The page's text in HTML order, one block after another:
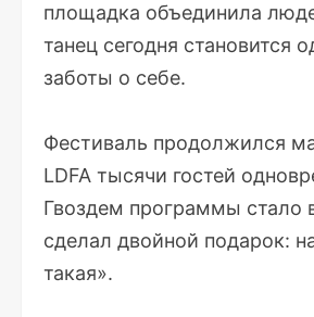
площадка объединила
танец сегодня
заботы о себе.
Фестиваль продолжился
LDFA тысячи гостей
Гвоздем программы стало
сделал двойной подарок:
такая».